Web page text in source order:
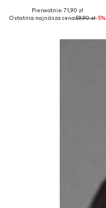
Dostępne w różnych rozmiarach
Pierwotnie: 71,90 zł
Ostatnia najniższa cena:59,90 zł-5%